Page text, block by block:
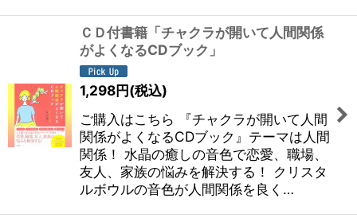
ＣＤ付書籍「チャクラが開いて人間関係
がよくなるCDブック」
1,298円(税込)
ご購入はこちら 『チャクラが開いて人間
関係がよくなるCDブック』テーマは人間
関係！ 水晶の癒しの音色で恋愛、職場、
友人、家族の悩みを解決する！ クリスタ
ルボウルの音色が人間関係を良く…